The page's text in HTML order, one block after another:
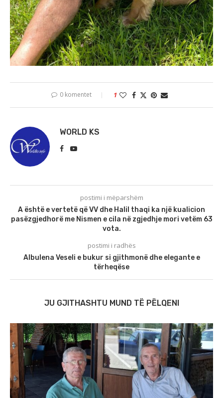
0 komentet 1
WORLD KS
postimi i mëparshëm
A është e vertetë që VV dhe Halil thaqi ka një kualicion
pasëzgjedhorë me Nismen e cila në zgjedhje mori vetëm 63
vota.
postimi i radhës
Albulena Veseli e bukur si gjithmonë dhe elegante e
tërheqëse
JU GJITHASHTU MUND TË PËLQENI